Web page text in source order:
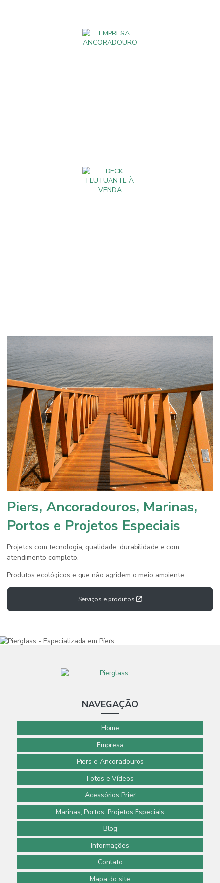
DECK
FLUT
UANT
E À
VEND
A
Piers, Ancoradouros, Marinas,
Portos e Projetos Especiais
Projetos com tecnologia, qualidade, durabilidade e com
atendimento completo.
Produtos ecológicos e que não agridem o meio ambiente
Serviços e produtos
NAVEGAÇÃO
Home
Empresa
Piers e Ancoradouros
Fotos e Vídeos
Acessórios Prier
Marinas, Portos, Projetos Especiais
Blog
Informações
Contato
Mapa do site